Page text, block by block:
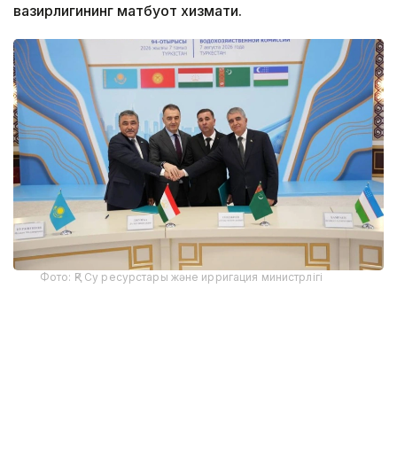
вазирлигининг матбуот хизмати.
Фото: ҚР Су ресурстары және ирригация министрлігі